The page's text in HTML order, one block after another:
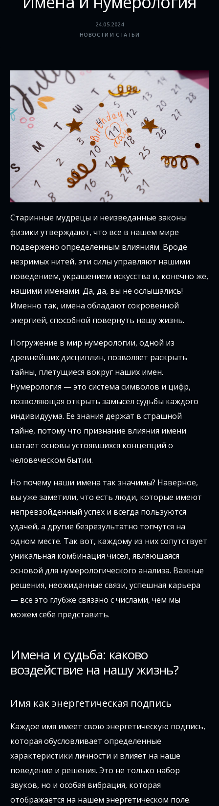
24.05.2024
НОВОСТИ И СТАТЬИ
Старинные мудрецы и неизведанные законы
физики утверждают, что все в нашем мире
подвержено определенным влияниям. Вроде
незримых нитей, эти силы управляют нашими
поведением, украшением искусства и, конечно же,
нашими именами. Да, да, вы не ослышались!
Именно так, имена обладают сокровенной
энергией, способной повернуть нашу жизнь.
Погружение в мир нумерологии, одной из
древнейших дисциплин, позволяет раскрыть
тайны, плетущиеся вокруг наших имен.
Нумерология — это система символов и цифр,
позволяющая открыть замысел судьбы каждого
индивидуума. Ее знания держат в страшной
тайне, потому что признание влияния имени
шатает основы устоявшихся концепций о
человеческом бытии.
Но почему наши имена так значимы? Наверное,
вы уже заметили, что есть люди, которые имеют
непревзойденный успех и всегда пользуются
удачей, а другие безрезультатно топчутся на
одном месте. Так вот, каждому из них сопутствует
уникальная комбинация чисел, являющаяся
основой для нумерологического анализа. Важные
решения, неожиданные связи, успешная карьера
— все это глубже связано с числами, чем мы
можем себе представить.
Имена и судьба: каково
воздействие на нашу жизнь?
Имя как энергетическая подпись
Каждое имя имеет свою энергетическую подпись,
которая обусловливает определенные
характеристики личности и влияет на наше
поведение и решения. Это не только набор
звуков, но и особая вибрация, которая
отображается на нашем энергетическом поле.